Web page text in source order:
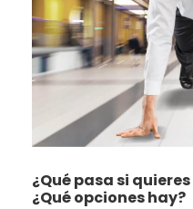
¿Qué pasa si
¿Qué opciones hay?